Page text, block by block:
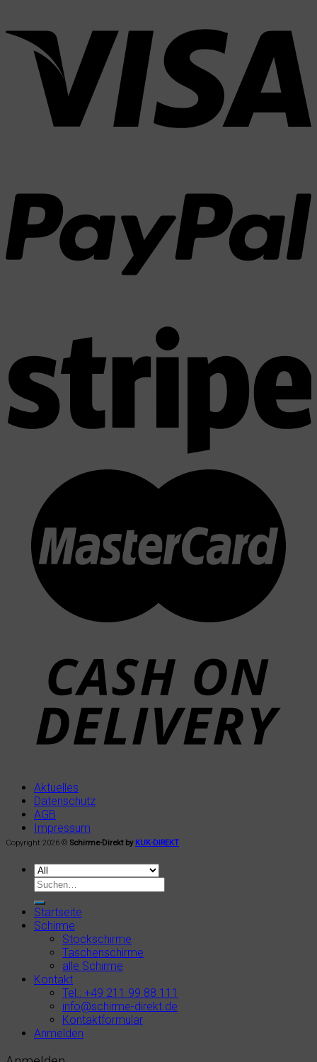
Aktuelles
Datenschutz
AGB
Impressum
Copyright 2026 © Schirme-Direkt by KUK-DIREKT
Startseite
Schirme
Stockschirme
Taschenschirme
alle Schirme
Kontakt
Tel.: +49 211 99 88 111
info@schirme-direkt.de
Kontaktformular
Anmelden